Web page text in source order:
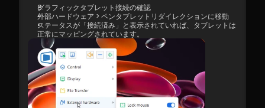
グラフィックタブレット接続の確認
外部ハードウェア > ペンタブレットリダイレクションに移動
ステータスが「接続済み」と表示されていれば、タブレットは
正常にマッピングされています。